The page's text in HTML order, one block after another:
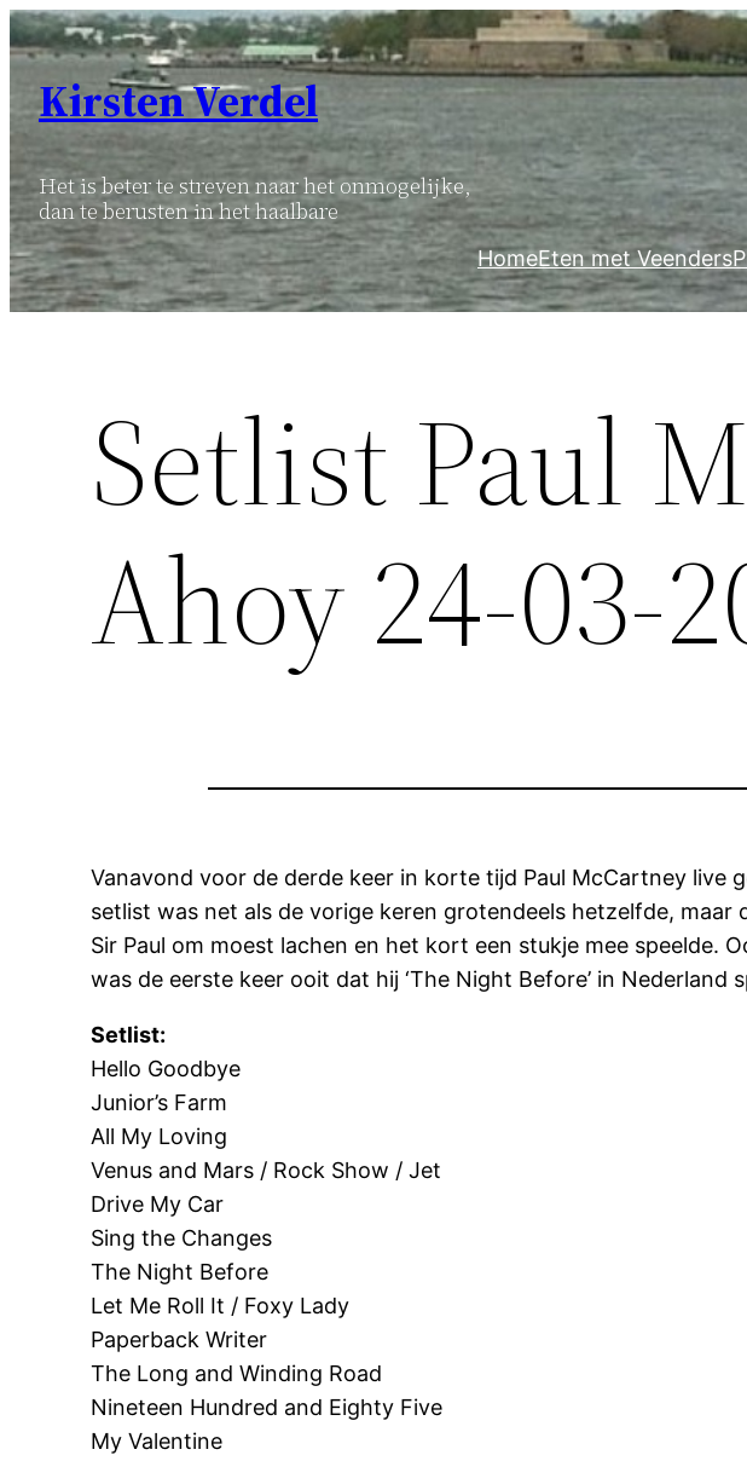
Ga
naar
inhoud
Kirsten Verdel
Het is beter te streven naar het onmogelijke,
dan te berusten in het haalbare
HomeEten met Veenders
Setlist Paul
Ahoy 24-03-
Vanavond voor de derde keer in korte tijd Paul McCartney live
setlist was net als de vorige keren grotendeels hetzelfde, maar
Sir Paul om moest lachen en het kort een stukje mee speelde.
was de eerste keer ooit dat hij ‘The Night Before’ in Nederland
Setlist:
Hello Goodbye
Junior’s Farm
All My Loving
Venus and Mars / Rock Show / Jet
Drive My Car
Sing the Changes
The Night Before
Let Me Roll It / Foxy Lady
Paperback Writer
The Long and Winding Road
Nineteen Hundred and Eighty Five
My Valentine